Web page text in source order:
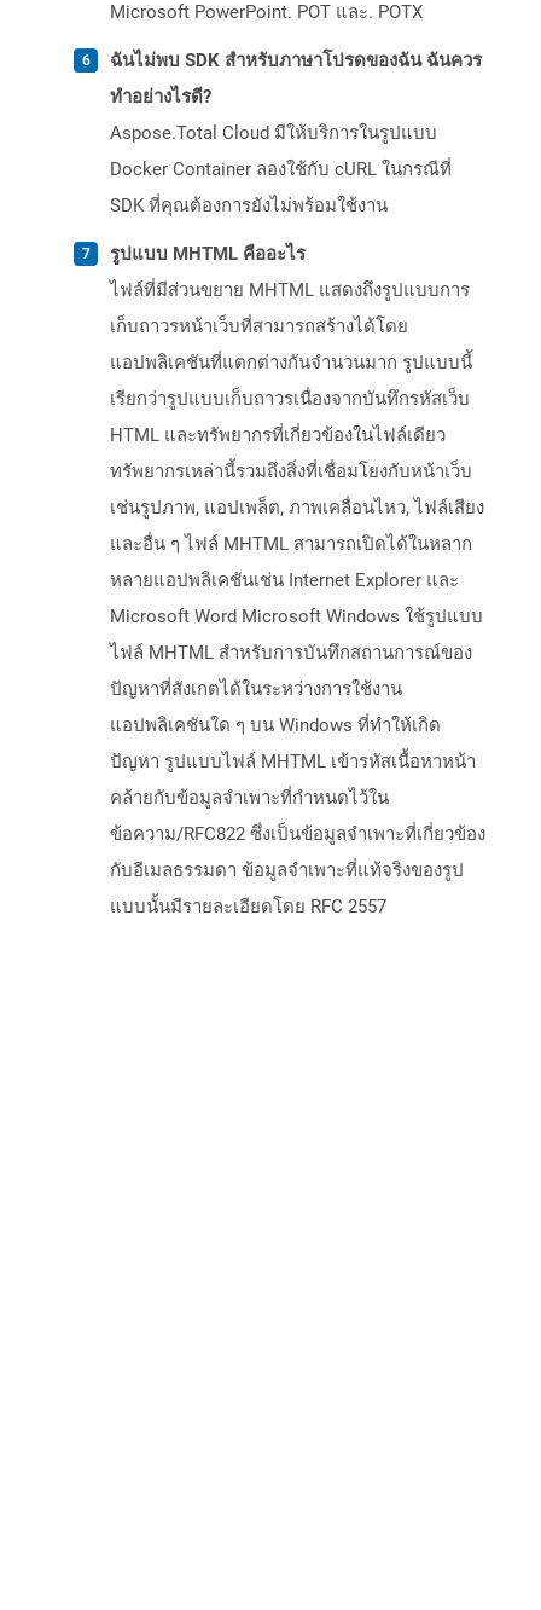
Microsoft PowerPoint. POT และ. POTX
ฉันไม่พบ SDK สำหรับภาษาโปรดของฉัน ฉันควร
ทำอย่างไรดี?
Aspose.Total Cloud มีให้บริการในรูปแบบ
Docker Container ลองใช้กับ cURL ในกรณีที่
SDK ที่คุณต้องการยังไม่พร้อมใช้งาน
รูปแบบ MHTML คืออะไร
ไฟล์ที่มีส่วนขยาย MHTML แสดงถึงรูปแบบการ
เก็บถาวรหน้าเว็บที่สามารถสร้างได้โดย
แอปพลิเคชันที่แตกต่างกันจำนวนมาก รูปแบบนี้
เรียกว่ารูปแบบเก็บถาวรเนื่องจากบันทึกรหัสเว็บ
HTML และทรัพยากรที่เกี่ยวข้องในไฟล์เดียว
ทรัพยากรเหล่านี้รวมถึงสิ่งที่เชื่อมโยงกับหน้าเว็บ
เช่นรูปภาพ, แอปเพล็ต, ภาพเคลื่อนไหว, ไฟล์เสียง
และอื่น ๆ ไฟล์ MHTML สามารถเปิดได้ในหลาก
หลายแอปพลิเคชันเช่น Internet Explorer และ
Microsoft Word Microsoft Windows ใช้รูปแบบ
ไฟล์ MHTML สำหรับการบันทึกสถานการณ์ของ
ปัญหาที่สังเกตได้ในระหว่างการใช้งาน
แอปพลิเคชันใด ๆ บน Windows ที่ทำให้เกิด
ปัญหา รูปแบบไฟล์ MHTML เข้ารหัสเนื้อหาหน้า
คล้ายกับข้อมูลจำเพาะที่กำหนดไว้ใน
ข้อความ/RFC822 ซึ่งเป็นข้อมูลจำเพาะที่เกี่ยวข้อง
กับอีเมลธรรมดา ข้อมูลจำเพาะที่แท้จริงของรูป
แบบนั้นมีรายละเอียดโดย RFC 2557